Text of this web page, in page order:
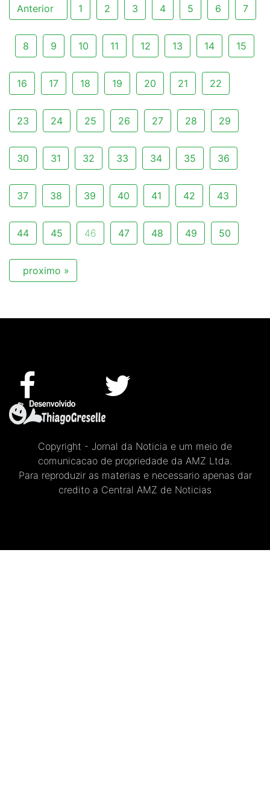
Anterior 1 2 3 4 5 6 7
8 9 10 11 12 13 14 15
16 17 18 19 20 21 22
23 24 25 26 27 28 29
30 31 32 33 34 35 36
37 38 39 40 41 42 43
44 45 46 47 48 49 50
proximo »
Copyright - Jornal da Noticia e um meio de
comunicacao de propriedade da AMZ Ltda.
Para reproduzir as materias e necessario apenas dar
credito a Central AMZ de Noticias